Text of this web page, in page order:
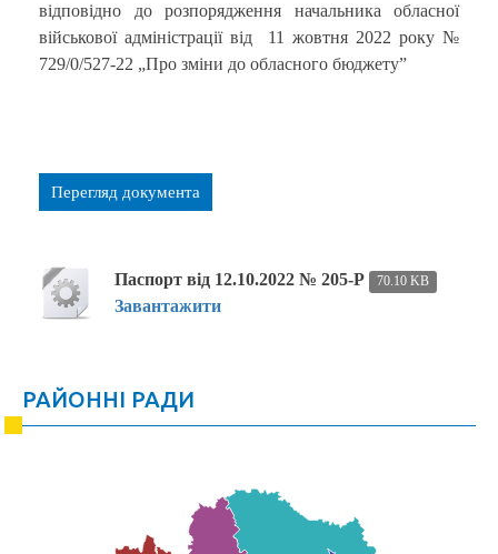
відповідно до розпорядження начальника обласної
військової адміністрації від 11 жовтня 2022 року №
729/0/527-22 „Про зміни до обласного бюджету”
Перегляд документа
Паспорт від 12.10.2022 № 205-Р 70.10 KB
Завантажити
РАЙОННІ РАДИ